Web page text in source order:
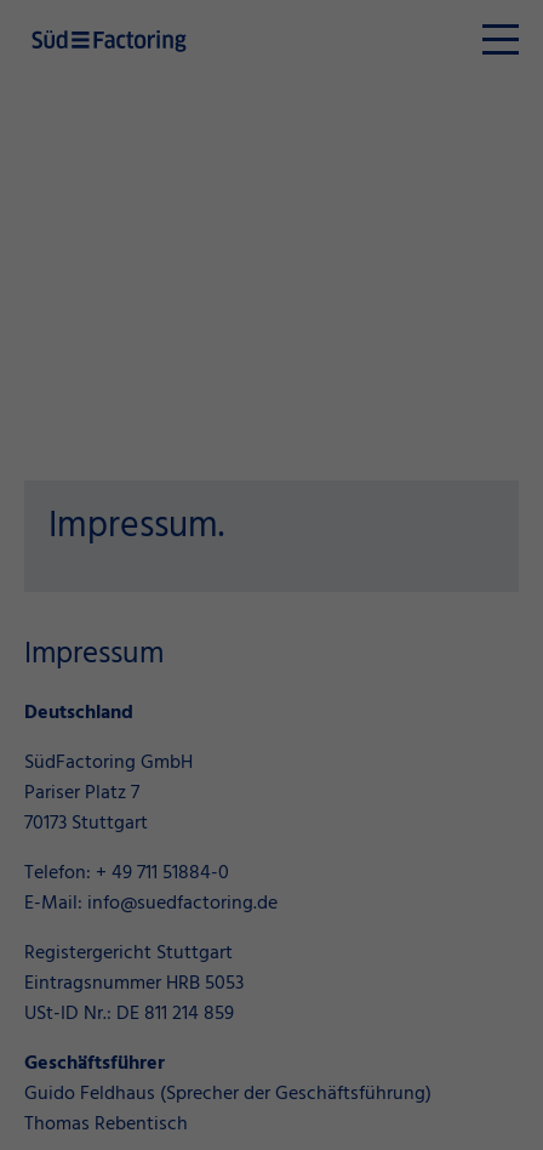
Impressum.
Impressum
Deutschland
SüdFactoring GmbH
Pariser Platz 7
70173 Stuttgart
Telefon: + 49 711 51884-0
E-Mail: info@suedfactoring.de
Registergericht Stuttgart
Eintragsnummer HRB 5053
USt-ID Nr.: DE 811 214 859
Geschäftsführer
Guido Feldhaus (Sprecher der Geschäftsführung)
Thomas Rebentisch